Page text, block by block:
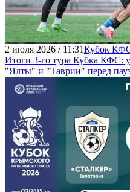
2 июля 2026 / 11:31Кубок
Итоги 3-го тура Кубка КФС:
"Ялты" и "Таврии" перед